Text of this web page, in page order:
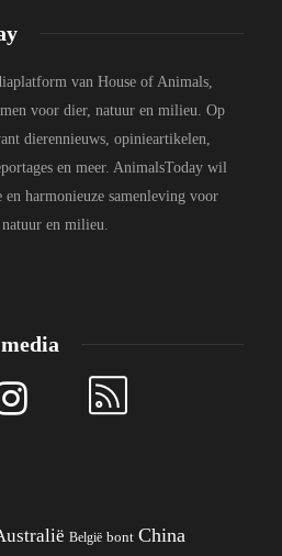
van House of Animals,
voor dier, natuur en milieu. Op
dierennieuws, opinieartikelen,
en meer. AnimalsToday wil
en harmonieuze samenleving voor
en milieu.
België bont China